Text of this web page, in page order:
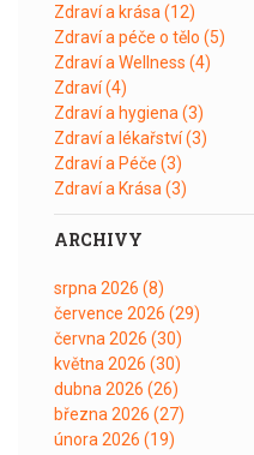
Zdraví a krása(12)
Zdraví a péče o tělo (5)
Zdraví a Wellness (4)
Zdraví(4)
Zdraví a hygiena(3)
Zdraví a lékařství(3)
Zdraví a Péče (3)
Zdraví a Krása(3)
ARCHIVY
srpna 2026 (8)
července 2026 (29)
června 2026 (30)
května 2026 (30)
dubna 2026 (26)
března 2026 (27)
února 2026 (19)